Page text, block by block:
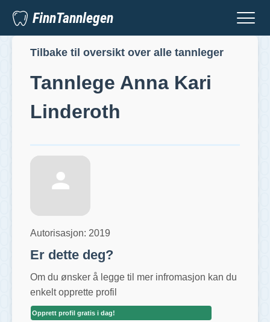
FinnTannlegen
Tilbake til oversikt over alle tannleger
Tannlege Anna Kari
Linderoth
Autorisasjon: 2019
Er dette deg?
Om du ønsker å legge til mer infromasjon kan du
enkelt opprette profil
Opprett profil gratis i dag!